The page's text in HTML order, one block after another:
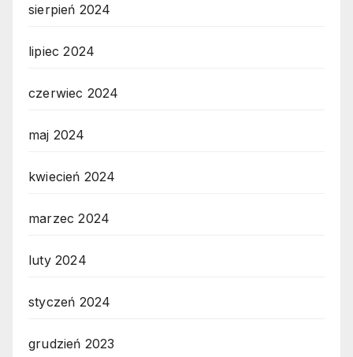
sierpień 2024
lipiec 2024
czerwiec 2024
maj 2024
kwiecień 2024
marzec 2024
luty 2024
styczeń 2024
grudzień 2023